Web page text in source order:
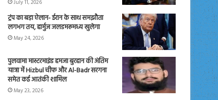
July 11, 2026
ट्रंप का बड़ा ऐलान- ईरान के साथ समझौता
लगभग तय, हार्मुज जलडमरूमध्य खुलेगा
May 24, 2026
पुलवामा मास्टरमाइंड हमजा बुरहान की अंतिम
यात्रा में Hizbul चीफ और Al-Badr सरगना
समेत कई आतंकी शामिल
May 23, 2026